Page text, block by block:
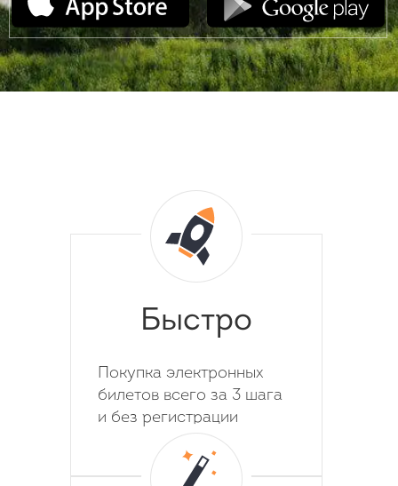
Быстро
Покупка электронных
билетов всего за 3 шага
и без регистрации